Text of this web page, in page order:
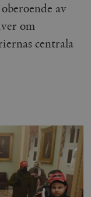
av
om
centrala